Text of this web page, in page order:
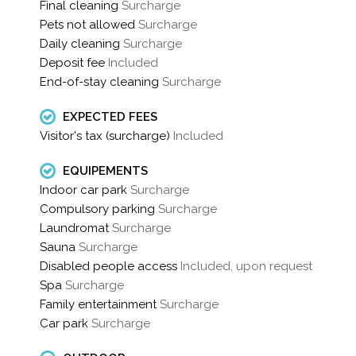
Final cleaning Surcharge
Pets not allowed Surcharge
Daily cleaning Surcharge
Deposit fee Included
End-of-stay cleaning Surcharge
EXPECTED FEES
Visitor's tax (surcharge) Included
EQUIPEMENTS
Indoor car park Surcharge
Compulsory parking Surcharge
Laundromat Surcharge
Sauna Surcharge
Disabled people access Included, upon request
Spa Surcharge
Family entertainment Surcharge
Car park Surcharge